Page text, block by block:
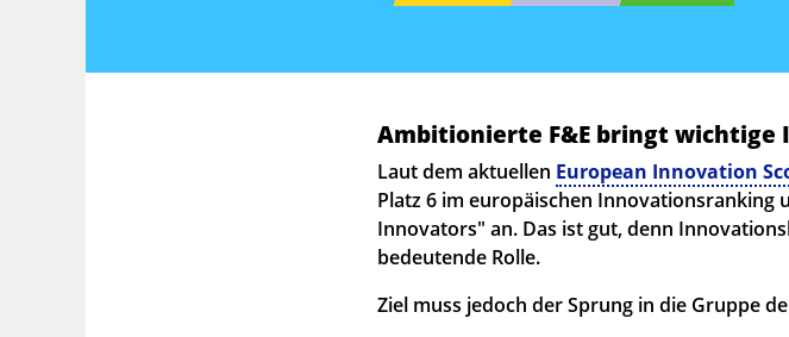
Ambitionierte F&E bringt wichtige
Laut dem aktuellen European Innovation
Platz 6 im europäischen
Innovators" an. Das ist gut, denn
bedeutende Rolle.
Ziel muss jedoch der Sprung in die Gruppe